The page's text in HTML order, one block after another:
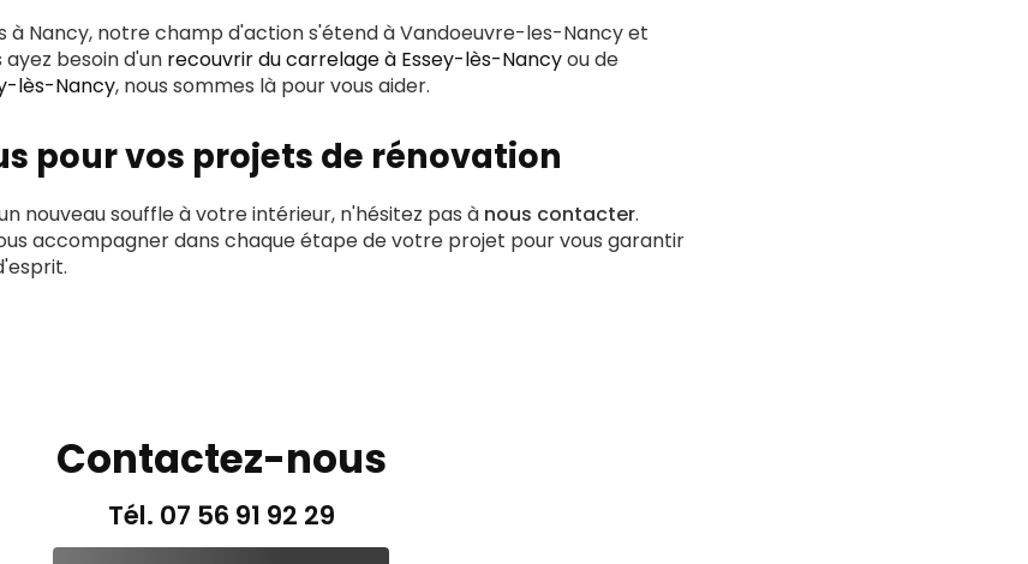
à Nancy, notre champ d'action s'étend à Vandoeuvre-les-Nancy et
besoin d'un recouvrir du carrelage à Essey-lès-Nancyou de
lès-Nancy, nous sommes là pour vous aider.
pour vos projets de rénovation
nouveau souffle à votre intérieur, n'hésitez pas à nous contacter.
accompagner dans chaque étape de votre projet pour vous garantir
Contactez-nous
Tél. 07 56 91 92 29